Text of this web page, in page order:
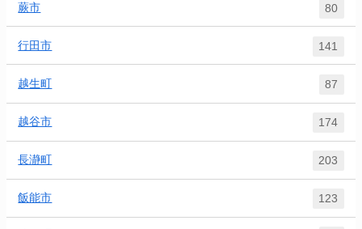
蕨市 80
行田市 141
越生町 87
越谷市 174
長瀞町 203
飯能市 123